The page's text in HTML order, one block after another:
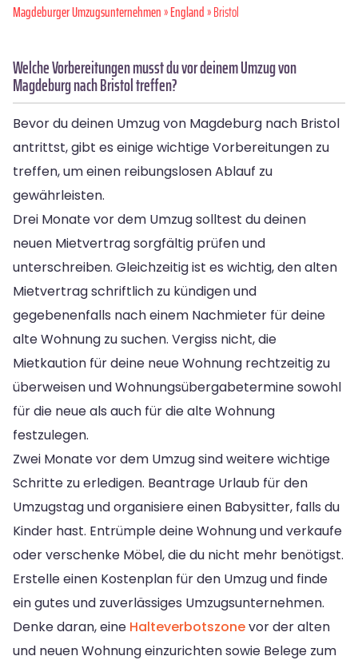
Magdeburger Umzugsunternehmen»England» Bristol
Welche Vorbereitungen musst du vor deinem Umzug von
Magdeburg nach Bristol treffen?
Bevor du deinen Umzug von Magdeburg nach Bristol
antrittst, gibt es einige wichtige Vorbereitungen zu
treffen, um einen reibungslosen Ablauf zu
gewährleisten.
Drei Monate vor dem Umzug solltest du deinen
neuen Mietvertrag sorgfältig prüfen und
unterschreiben. Gleichzeitig ist es wichtig, den alten
Mietvertrag schriftlich zu kündigen und
gegebenenfalls nach einem Nachmieter für deine
alte Wohnung zu suchen. Vergiss nicht, die
Mietkaution für deine neue Wohnung rechtzeitig zu
überweisen und Wohnungsübergabetermine sowohl
für die neue als auch für die alte Wohnung
festzulegen.
Zwei Monate vor dem Umzug sind weitere wichtige
Schritte zu erledigen. Beantrage Urlaub für den
Umzugstag und organisiere einen Babysitter, falls du
Kinder hast. Entrümple deine Wohnung und verkaufe
oder verschenke Möbel, die du nicht mehr benötigst.
Erstelle einen Kostenplan für den Umzug und finde
ein gutes und zuverlässiges Umzugsunternehmen.
Denke daran, eine Halteverbotszonevor der alten
und neuen Wohnung einzurichten sowie Belege zum